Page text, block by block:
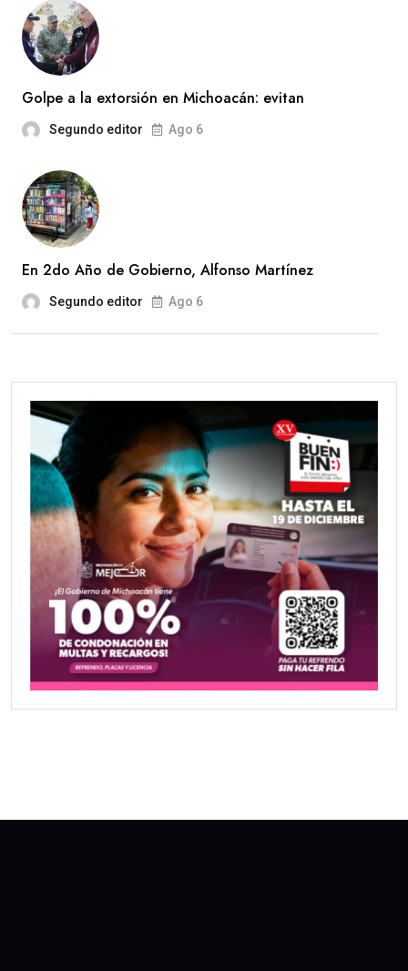
Golpe a la extorsión en Michoacán: evitan
Segundo editor Ago 6
En 2do Año de Gobierno, Alfonso Martínez
Segundo editor Ago 6